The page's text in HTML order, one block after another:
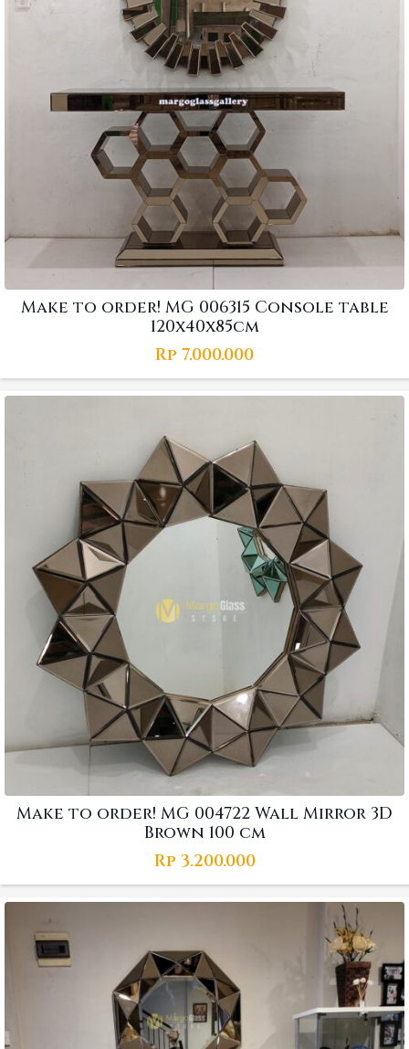
Make to order! MG 006315 Console table
120x40x85cm
Rp 7.000.000
Make to order! MG 004722 Wall Mirror 3D
Brown 100 cm
Rp 3.200.000